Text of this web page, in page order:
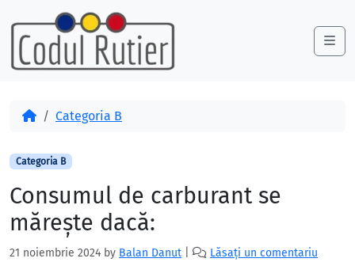
Skip to content
Skip to footer
AcasăCategoria B
Categoria B
Consumul de carburant se
măreşte dacă:
21 noiembrie 2024 by Balan Danut Lăsați un comentariu